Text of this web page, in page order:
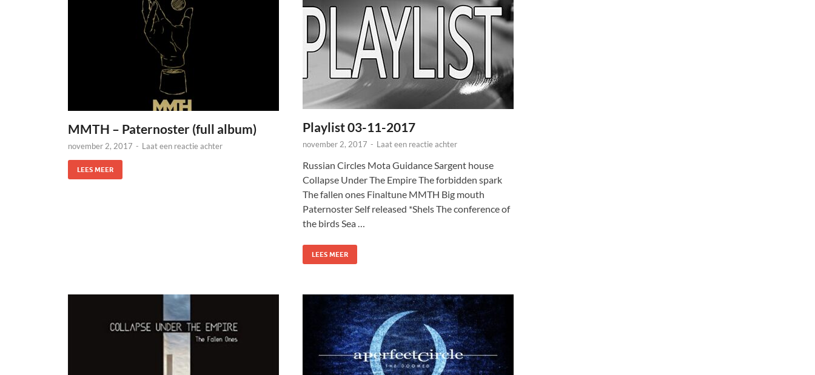
MMTH – Paternoster (full album)
november 2, 2017 - Laat een reactie achter
LEES MEER
Playlist 03-11-2017
november 2, 2017 - Laat een reactie achter
Russian Circles Mota Guidance Sargent house
Collapse Under The Empire The forbidden spark
The fallen ones Finaltune MMTH Big mouth
Paternoster Self released *Shels The conference of
the birds Sea …
LEES MEER